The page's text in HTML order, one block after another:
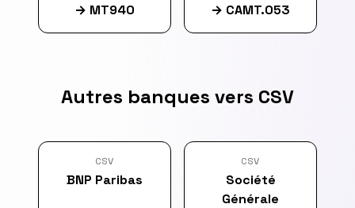
→ MT940
→ CAMT.053
Autres banques vers CSV
CSV
BNP Paribas
CSV
Société
Générale